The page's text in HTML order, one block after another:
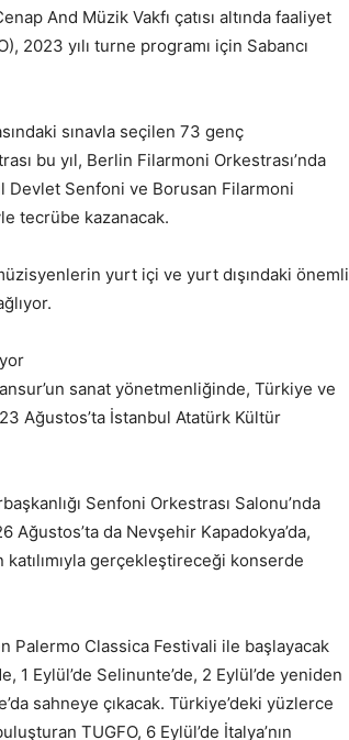
And Müzik Vakfı çatısı altında faaliyet
2023 yılı turne programı için Sabancı
sınavla seçilen 73 genç
bu yıl, Berlin Filarmoni Orkestrası’nda
Devlet Senfoni ve Borusan Filarmoni
tecrübe kazanacak.
yurt içi ve yurt dışındaki önemli
sanat yönetmenliğinde, Türkiye ve
Ağustos’ta İstanbul Atatürk Kültür
Senfoni Orkestrası Salonu’nda
da Nevşehir Kapadokya’da,
katılımıyla gerçekleştireceği konserde
Palermo Classica Festivali ile başlayacak
1 Eylül’de Selinunte’de, 2 Eylül’de yeniden
sahneye çıkacak. Türkiye’deki yüzlerce
TUGFO, 6 Eylül’de İtalya’nın